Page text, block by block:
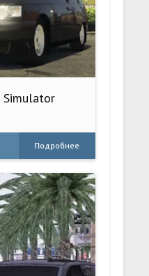
Simulator
Подробнее